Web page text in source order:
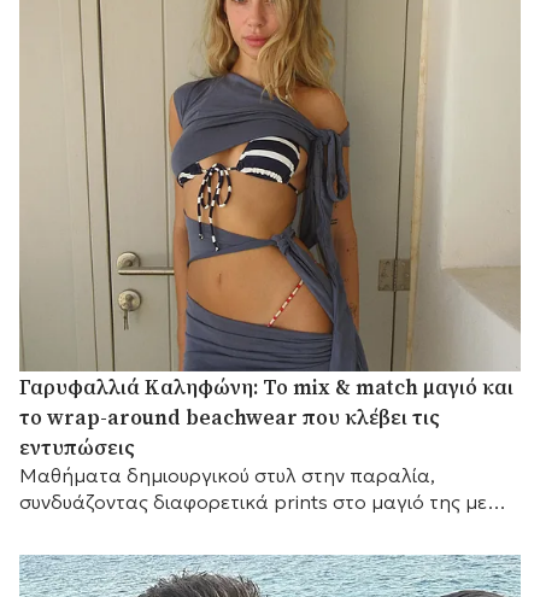
Γαρυφαλλιά Καληφώνη: Το mix & match μαγιό και
το wrap-around beachwear που κλέβει τις
εντυπώσεις
Mαθήματα δημιουργικού στυλ στην παραλία,
συνδυάζοντας διαφορετικά prints στο μαγιό της με